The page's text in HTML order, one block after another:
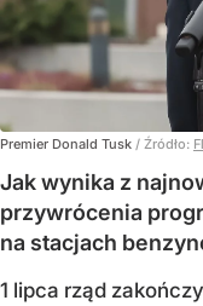
Premier Donald Tusk / Źródło:
Jak wynika z
przywrócenia
na stacjach
1 lipca rząd